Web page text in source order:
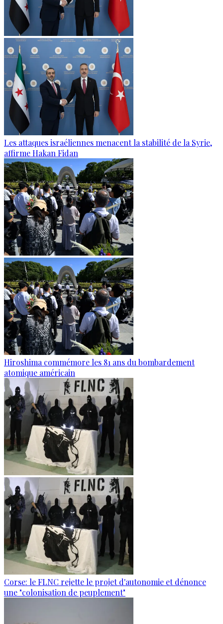
Les attaques israéliennes menacent la stabilité de la Syrie,
affirme Hakan Fidan
Hiroshima commémore les 81 ans du bombardement
atomique américain
Corse: le FLNC rejette le projet d'autonomie et dénonce
une "colonisation de peuplement"